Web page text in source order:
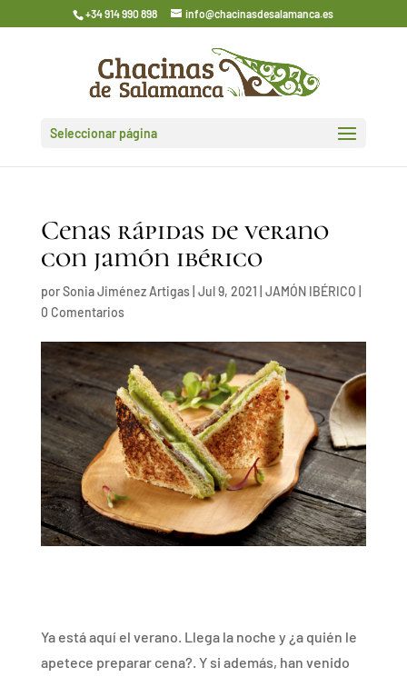
+34 914 990 898 info@chacinasdesalamanca.es
Seleccionar página
Cenas rápidas de verano
con jamón ibérico
porSonia Jiménez Artigas| Jul 9, 2021 JAMÓN IBÉRICO
0 Comentarios
Ya está aquí el verano. Llega la noche y ¿a quién le
apetece preparar cena?. Y si además, han venido